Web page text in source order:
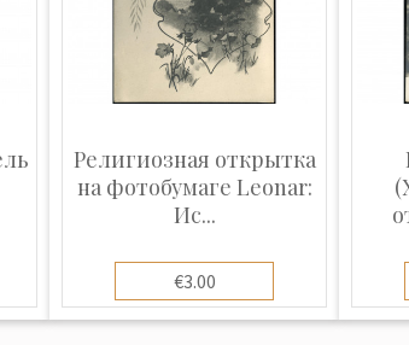
Религиозная открытка
на фотобумаге Leonar:
Ис...
€3.00